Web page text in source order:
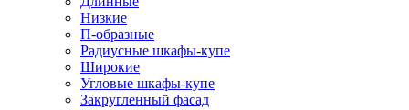
Низкие
П-образные
Радиусные шкафы-купе
Широкие
Угловые шкафы-купе
Закругленный фасад